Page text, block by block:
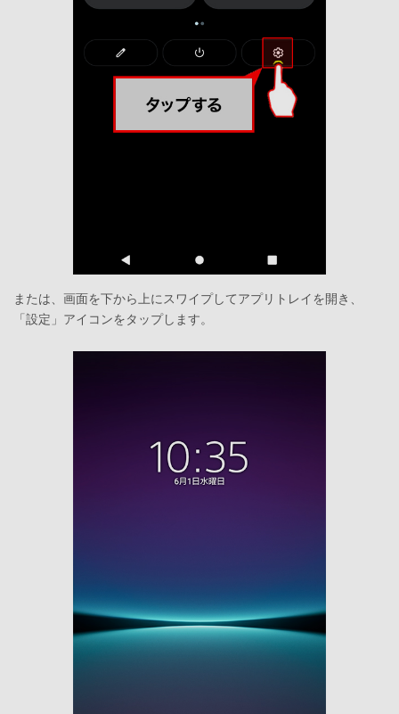
または、画面を下から上にスワイプしてアプリトレイを開き、
「設定」アイコンをタップします。